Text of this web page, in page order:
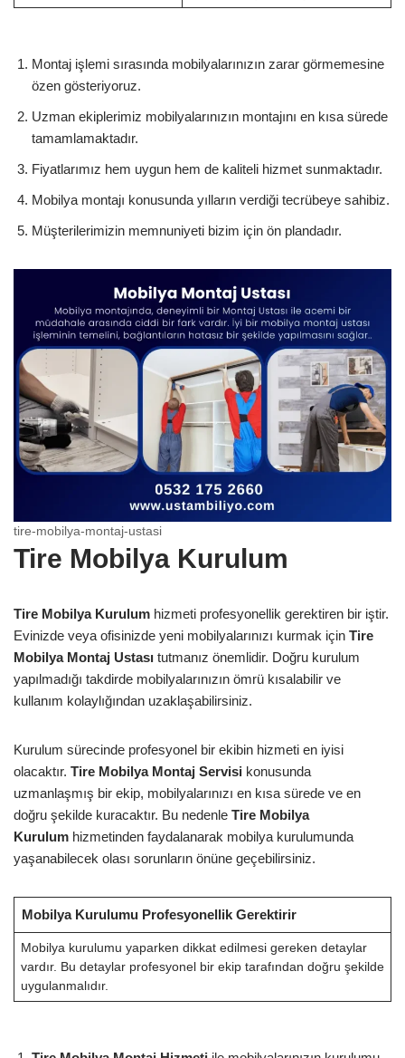
Montaj işlemi sırasında mobilyalarınızın zarar görmemesine
özen gösteriyoruz.
Uzman ekiplerimiz mobilyalarınızın montajını en kısa sürede
tamamlamaktadır.
Fiyatlarımız hem uygun hem de kaliteli hizmet sunmaktadır.
Mobilya montajı konusunda yılların verdiği tecrübeye sahibiz.
Müşterilerimizin memnuniyeti bizim için ön plandadır.
tire-mobilya-montaj-ustasi
Tire Mobilya Kurulum
Tire Mobilya Kurulum hizmeti profesyonellik gerektiren bir iştir.
Evinizde veya ofisinizde yeni mobilyalarınızı kurmak için Tire
Mobilya Montaj Ustası tutmanız önemlidir. Doğru kurulum
yapılmadığı takdirde mobilyalarınızın ömrü kısalabilir ve
kullanım kolaylığından uzaklaşabilirsiniz.
Kurulum sürecinde profesyonel bir ekibin hizmeti en iyisi
olacaktır. Tire Mobilya Montaj Servisi konusunda
uzmanlaşmış bir ekip, mobilyalarınızı en kısa sürede ve en
doğru şekilde kuracaktır. Bu nedenle Tire Mobilya
Kurulum hizmetinden faydalanarak mobilya kurulumunda
yaşanabilecek olası sorunların önüne geçebilirsiniz.
Mobilya Kurulumu Profesyonellik Gerektirir
Mobilya kurulumu yaparken dikkat edilmesi gereken detaylar
vardır. Bu detaylar profesyonel bir ekip tarafından doğru şekilde
uygulanmalıdır.